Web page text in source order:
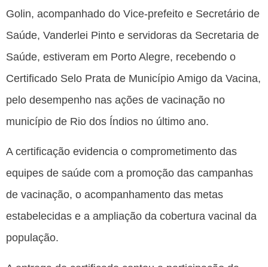
Golin, acompanhado do Vice-prefeito e Secretário de
Saúde, Vanderlei Pinto e servidoras da Secretaria de
Saúde, estiveram em Porto Alegre, recebendo o
Certificado Selo Prata de Município Amigo da Vacina,
pelo desempenho nas ações de vacinação no
município de Rio dos Índios no último ano.
A certificação evidencia o comprometimento das
equipes de saúde com a promoção das campanhas
de vacinação, o acompanhamento das metas
estabelecidas e a ampliação da cobertura vacinal da
população.